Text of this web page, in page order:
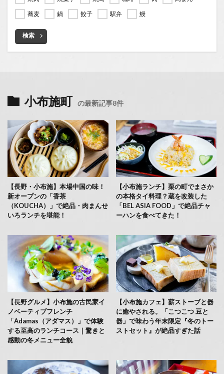
蕎麦
鍋 餃子 駅弁 鰻
検索
小布施町 の最新記事8件
【長野・小布施】本場中国の味！
新オープンの「香茶
（KOUCHA）」で絶品・肉まんせ
いろランチを堪能！
【小布施ランチ】栗の町でまさか
の本格タイ料理？蔵を改装した
「BEL ASIA FOOD」で絶品チャ
ーハンを食べてきた！
【長野グルメ】小布施の古民家イ
ノベーティブフレンチ
「Adamas（アダマス）」で体験
する至高のランチコース｜驚きと
感動の冬メニュー全貌
【小布施カフェ】薪ストーブと器
に癒やされる。「こつこつ 豆と
器」で味わう年末限定『冬のトー
ストセット』が絶品すぎた話